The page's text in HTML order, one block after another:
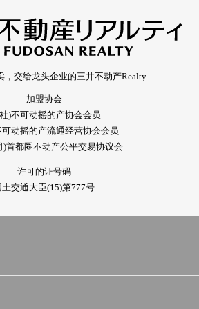
，交给龙头企业的三井不动产Realty
加盟协会
)不可动摇的产协会会员
可动摇的产流通经营协会会员
)首都圈不动产公平交易协议会
许可的证号码
土交通大臣(15)第777号